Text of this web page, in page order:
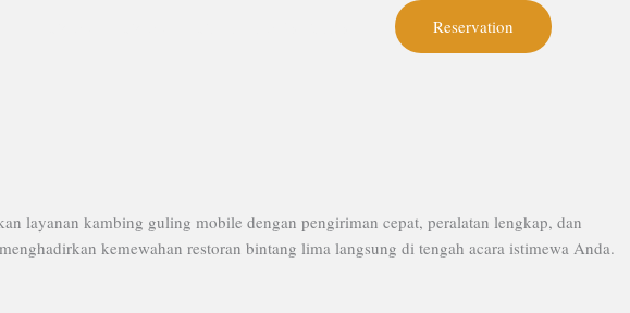
Reservation
layanan kambing guling mobile dengan pengiriman cepat, peralatan lengkap, dan
kemewahan restoran bintang lima langsung di tengah acara istimewa Anda.